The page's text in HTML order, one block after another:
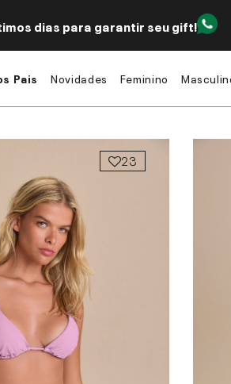
dias para garantir seu gift!
Pais Novidades Feminino
23